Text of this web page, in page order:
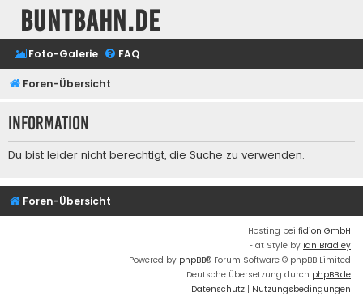
buntbahn.de
Foto-Galerie FAQ
Foren-Übersicht
Information
Du bist leider nicht berechtigt, die Suche zu verwenden.
Foren-Übersicht
Hosting bei fidion GmbH
Flat Style by Ian Bradley
Powered by phpBB® Forum Software © phpBB Limited
Deutsche Übersetzung durch phpBB.de
Datenschutz | Nutzungsbedingungen